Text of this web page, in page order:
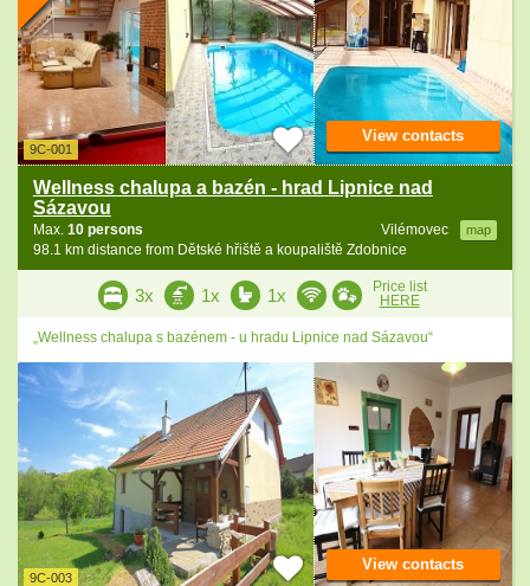
9C-001
Wellness chalupa a bazén - hrad Lipnice nad
Sázavou
Vilémovec map
Max. 10 persons
98.1 km distance from Dětské hřiště a koupaliště Zdobnice
View contacts
3x 1x 1x
Price list
HERE
„Wellness chalupa s bazénem - u hradu Lipnice nad Sázavou“
9C-003
View contacts